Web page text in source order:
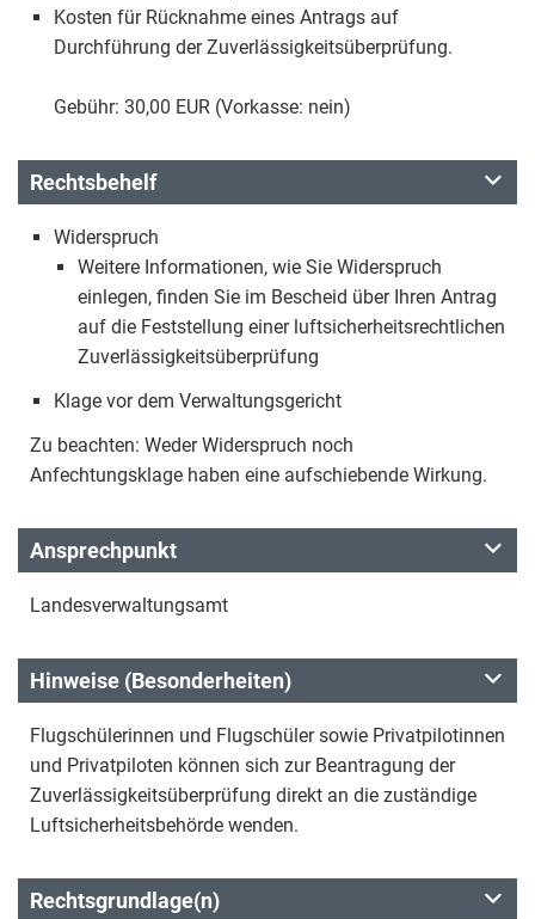
Kosten für Rücknahme eines Antrags auf
Durchführung der Zuverlässigkeitsüberprüfung.
Gebühr: 30,00 EUR (Vorkasse: nein)
Rechtsbehelf
Widerspruch
Weitere Informationen, wie Sie Widerspruch
einlegen, finden Sie im Bescheid über Ihren Antrag
auf die Feststellung einer luftsicherheitsrechtlichen
Zuverlässigkeitsüberprüfung
Klage vor dem Verwaltungsgericht
Zu beachten: Weder Widerspruch noch
Anfechtungsklage haben eine aufschiebende Wirkung.
Ansprechpunkt
Landesverwaltungsamt
Hinweise (Besonderheiten)
Flugschülerinnen und Flugschüler sowie Privatpilotinnen
und Privatpiloten können sich zur Beantragung der
Zuverlässigkeitsüberprüfung direkt an die zuständige
Luftsicherheitsbehörde wenden.
Rechtsgrundlage(n)